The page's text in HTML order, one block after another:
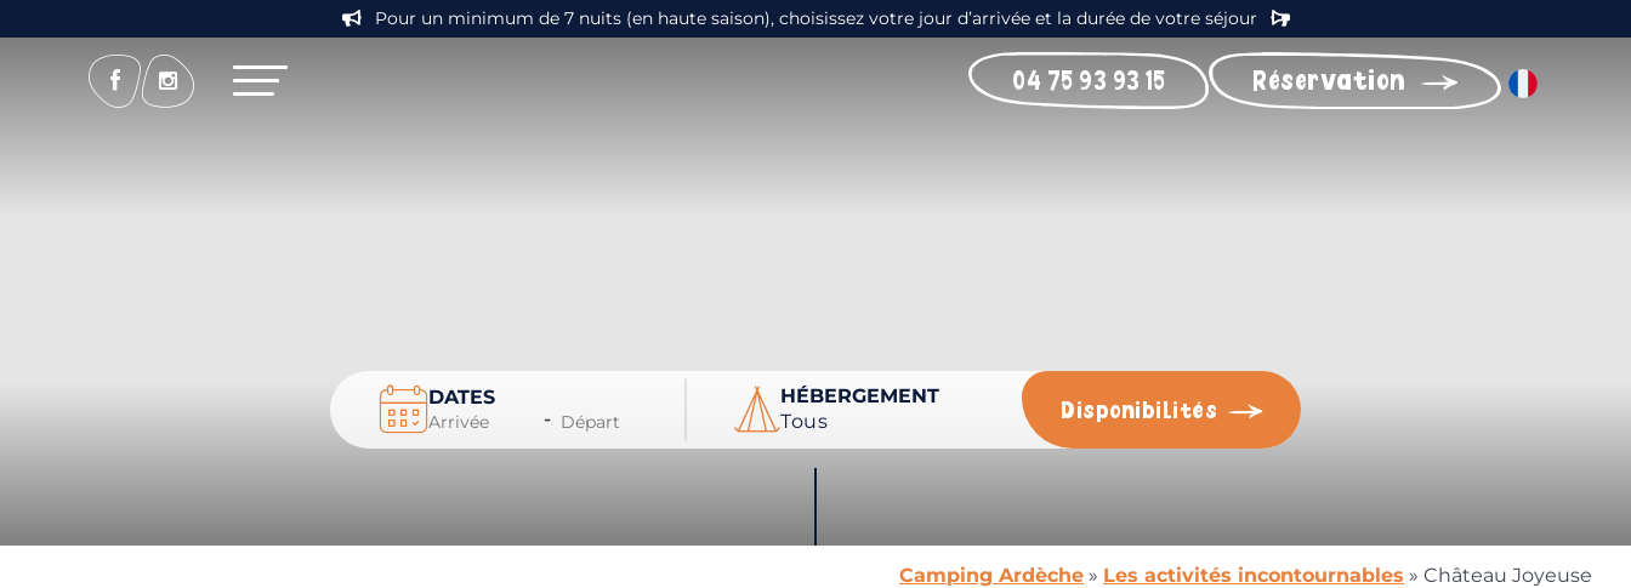
Pour un minimum de 7 nuits (en haute saison), choisissez votre jour d’arrivée et la durée de votre séjour
04 75 93 93 15 Réservation
DATES
-
HÉBERGEMENT Disponibilités
Camping Ardèche » Les activités incontournables » Château Joyeuse